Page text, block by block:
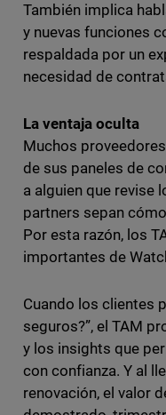
También implica
y nuevas funciones
respaldada por un
necesidad de
La ventaja oculta
Muchos
de sus paneles de
a alguien que revise
partners sepan
Por esta razón, los
importantes de
Cuando los clientes
seguros?”, el TAM
y los insights que
con confianza. Y al
renovación, el valor